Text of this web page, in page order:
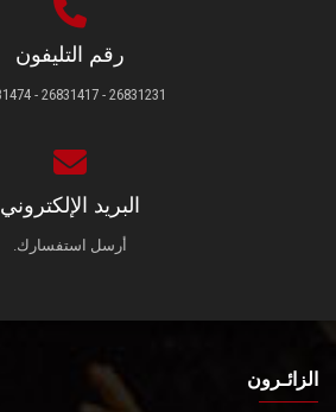
رقم التليفون
26831231 - 26831417 - 26831474
البريد الإلكتروني
أرسل استفسارك.
الزائـرون